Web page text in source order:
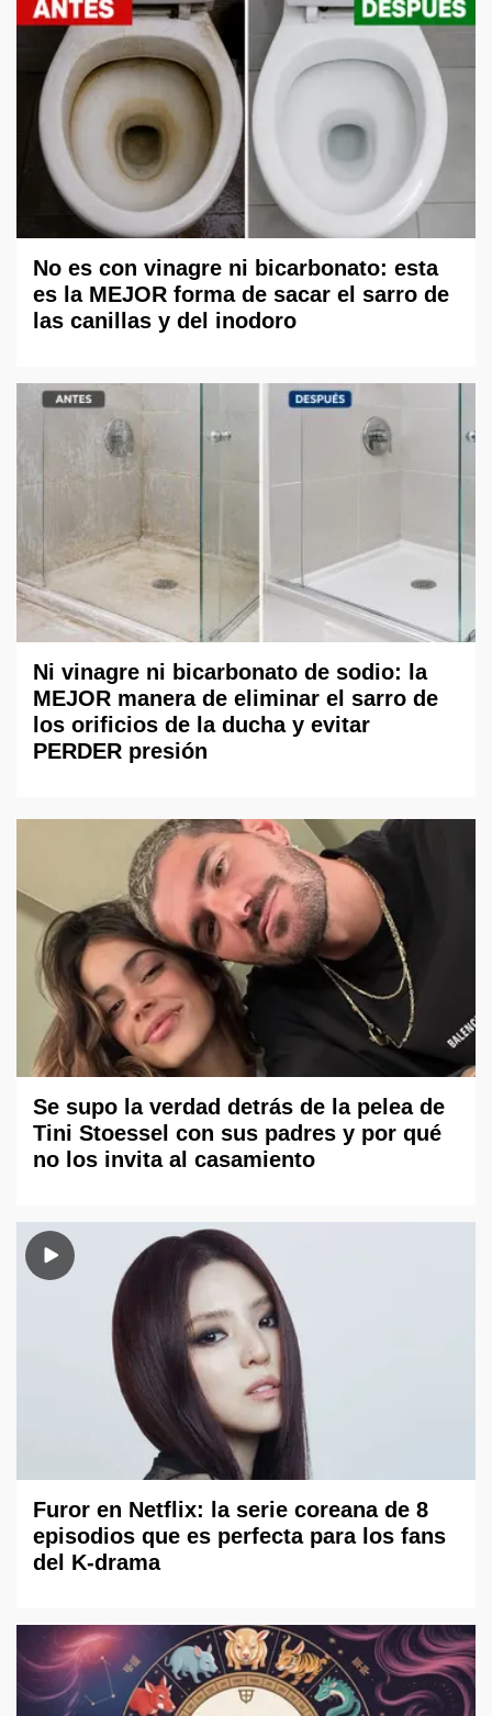
No es con vinagre ni bicarbonato: esta
es la MEJOR forma de sacar el sarro de
las canillas y del inodoro
Ni vinagre ni bicarbonato de sodio: la
MEJOR manera de eliminar el sarro de
los orificios de la ducha y evitar
PERDER presión
Se supo la verdad detrás de la pelea de
Tini Stoessel con sus padres y por qué
no los invita al casamiento
Furor en Netflix: la serie coreana de 8
episodios que es perfecta para los fans
del K-drama